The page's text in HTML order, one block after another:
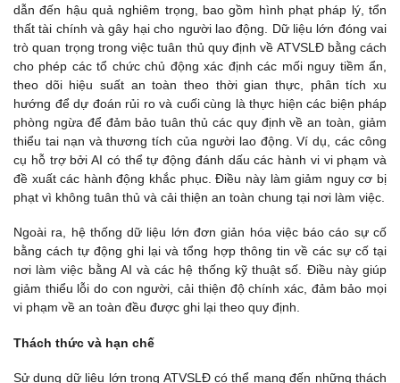
dẫn đến hậu quả nghiêm trọng, bao gồm hình phạt pháp lý, tổn
thất tài chính và gây hại cho người lao động. Dữ liệu lớn đóng vai
trò quan trọng trong việc tuân thủ quy định về ATVSLĐ bằng cách
cho phép các tổ chức chủ động xác định các mối nguy tiềm ẩn,
theo dõi hiệu suất an toàn theo thời gian thực, phân tích xu
hướng để dự đoán rủi ro và cuối cùng là thực hiện các biện pháp
phòng ngừa để đảm bảo tuân thủ các quy định về an toàn, giảm
thiểu tai nạn và thương tích của người lao động. Ví dụ, các công
cụ hỗ trợ bởi AI có thể tự động đánh dấu các hành vi vi phạm và
đề xuất các hành động khắc phục. Điều này làm giảm nguy cơ bị
phạt vì không tuân thủ và cải thiện an toàn chung tại nơi làm việc.
Ngoài ra, hệ thống dữ liệu lớn đơn giản hóa việc báo cáo sự cố
bằng cách tự động ghi lại và tổng hợp thông tin về các sự cố tại
nơi làm việc bằng AI và các hệ thống kỹ thuật số. Điều này giúp
giảm thiểu lỗi do con người, cải thiện độ chính xác, đảm bảo mọi
vi phạm về an toàn đều được ghi lại theo quy định.
Thách thức và hạn chế
Sử dụng dữ liệu lớn trong ATVSLĐ có thể mang đến những thách